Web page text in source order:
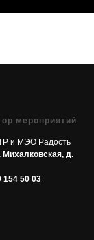
мероприятий
и МЭО Радость
Михалковская, д.
154 50 03